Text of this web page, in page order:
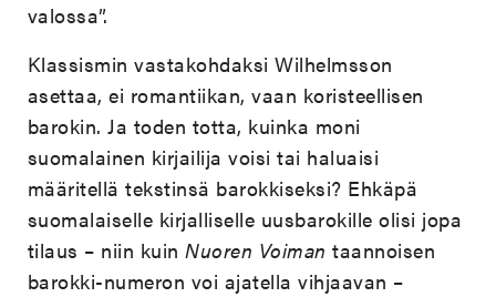
valossa”.
Klassismin vastakohdaksi Wilhelmsson
asettaa, ei romantiikan, vaan koristeellisen
barokin. Ja toden totta, kuinka moni
suomalainen kirjailija voisi tai haluaisi
määritellä tekstinsä barokkiseksi? Ehkäpä
suomalaiselle kirjalliselle uusbarokille olisi jopa
tilaus – niin kuinNuoren Voiman taannoisen
barokki-numeron voi ajatella vihjaavan –